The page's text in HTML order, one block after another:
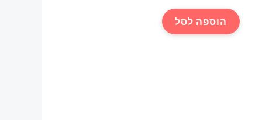
הוספה לסל